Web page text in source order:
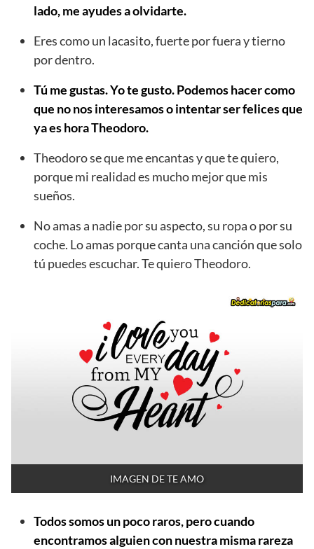
lado, me ayudes a olvidarte.
Eres como un lacasito, fuerte por fuera y tierno
por dentro.
Tú me gustas. Yo te gusto. Podemos hacer como
que no nos interesamos o intentar ser felices que
ya es hora Theodoro.
Theodoro se que me encantas y que te quiero,
porque mi realidad es mucho mejor que mis
sueños.
No amas a nadie por su aspecto, su ropa o por su
coche. Lo amas porque canta una canción que solo
tú puedes escuchar. Te quiero Theodoro.
IMAGEN DE TE AMO
Todos somos un poco raros, pero cuando
encontramos alguien con nuestra misma rareza